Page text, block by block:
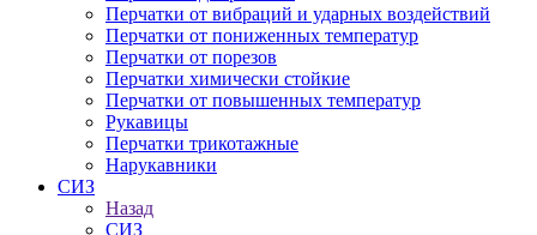
Перчатки от вибраций и ударных воздействий
Перчатки от пониженных температур
Перчатки от порезов
Перчатки химически стойкие
Перчатки от повышенных температур
Рукавицы
Перчатки трикотажные
Нарукавники
СИЗ
Назад
СИЗ